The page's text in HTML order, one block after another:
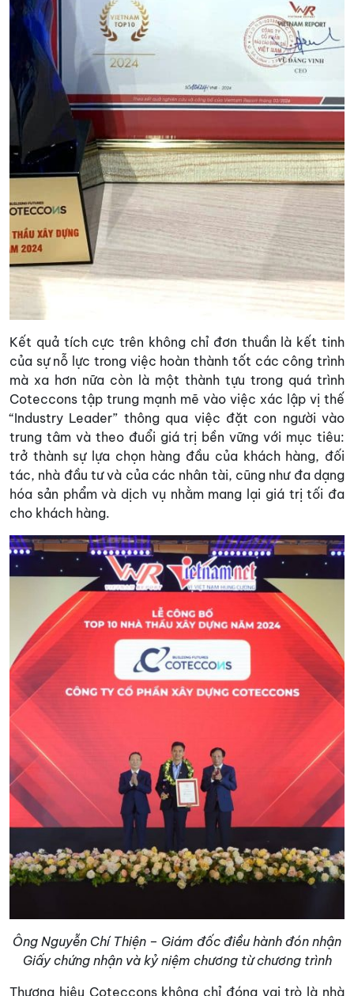
Kết quả tích cực trên không chỉ đơn thuần là kết tinh
của sự nỗ lực trong việc hoàn thành tốt các công trình
mà xa hơn nữa còn là một thành tựu trong quá trình
Coteccons tập trung mạnh mẽ vào việc xác lập vị thế
“Industry Leader” thông qua việc đặt con người vào
trung tâm và theo đuổi giá trị bền vững với mục tiêu:
trở thành sự lựa chọn hàng đầu của khách hàng, đối
tác, nhà đầu tư và của các nhân tài, cũng như đa dạng
hóa sản phẩm và dịch vụ nhằm mang lại giá trị tối đa
cho khách hàng.
Ông Nguyễn Chí Thiện – Giám đốc điều hành đón nhận
Giấy chứng nhận và kỷ niệm chương từ chương trình
Thương hiệu Coteccons không chỉ đóng vai trò là nhà